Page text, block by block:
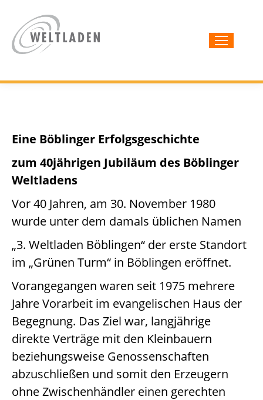
Eine Böblinger Erfolgsgeschichte
zum 40jährigen Jubiläum des Böblinger
Weltladens
Vor 40 Jahren, am 30. November 1980
wurde unter dem damals üblichen Namen
„3. Weltladen Böblingen“ der erste Standort
im „Grünen Turm“ in Böblingen eröffnet.
Vorangegangen waren seit 1975 mehrere
Jahre Vorarbeit im evangelischen Haus der
Begegnung. Das Ziel war, langjährige
direkte Verträge mit den Kleinbauern
beziehungsweise Genossenschaften
abzuschließen und somit den Erzeugern
ohne Zwischenhändler einen gerechten